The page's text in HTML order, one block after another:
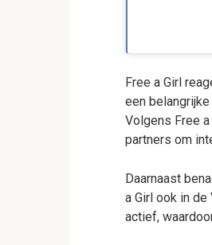
Free a Girl
een
Volgens Free
partners om
Daarnaast
a Girl ook in
actief,